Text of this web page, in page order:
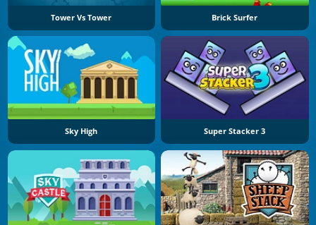
Tower Vs Tower Brick Surfer
Sky High Super Stacker 3